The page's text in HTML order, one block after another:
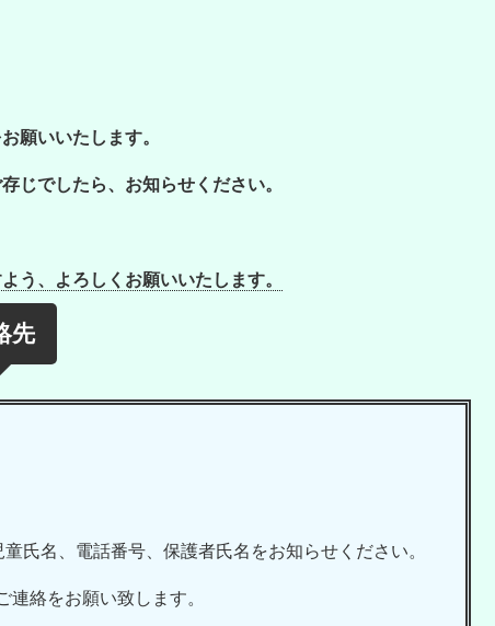
願いいたします。
じでしたら、お知らせください。
う、よろしくお願いいたします。
先
氏名、電話番号、保護者氏名をお知らせください。
絡をお願い致します。